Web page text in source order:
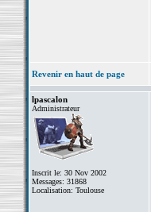
Revenir en haut de page
lpascalon
Administrateur
Inscrit le: 30 Nov 2002
Messages: 31868
Localisation: Toulouse